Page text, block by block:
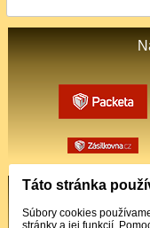
Táto stránka
Súbory cookies
stránky a jej funkcií.